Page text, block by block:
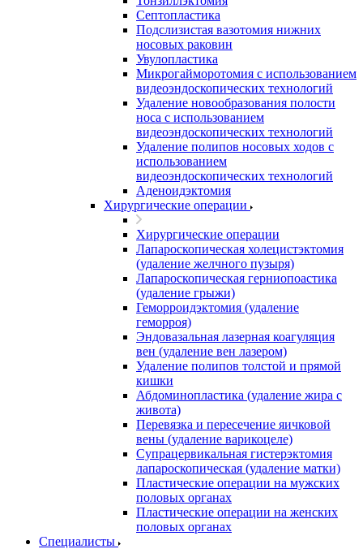
Септопластика
Подслизистая вазотомия нижних
носовых раковин
Увулопластика
Микрогайморотомия с использованием
видеоэндоскопических технологий
Удаление новообразования полости
носа с использованием
видеоэндоскопических технологий
Удаление полипов носовых ходов с
использованием
видеоэндоскопических технологий
Аденоидэктомия
Хирургические операции
Хирургические операции
Лапароскопическая холецистэктомия
(удаление желчного пузыря)
Лапароскопическая герниопоастика
(удаление грыжи)
Геморроидэктомия (удаление
геморроя)
Эндовазальная лазерная коагуляция
вен (удаление вен лазером)
Удаление полипов толстой и прямой
кишки
Абдоминопластика (удаление жира с
живота)
Перевязка и пересечение яичковой
вены (удаление варикоцеле)
Супрацервикальная гистерэктомия
лапароскопическая (удаление матки)
Пластические операции на мужских
половых органах
Пластические операции на женских
половых органах
Специалисты